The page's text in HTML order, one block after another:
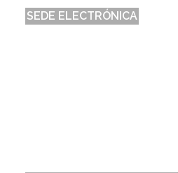
SEDE ELECTRÓNICA